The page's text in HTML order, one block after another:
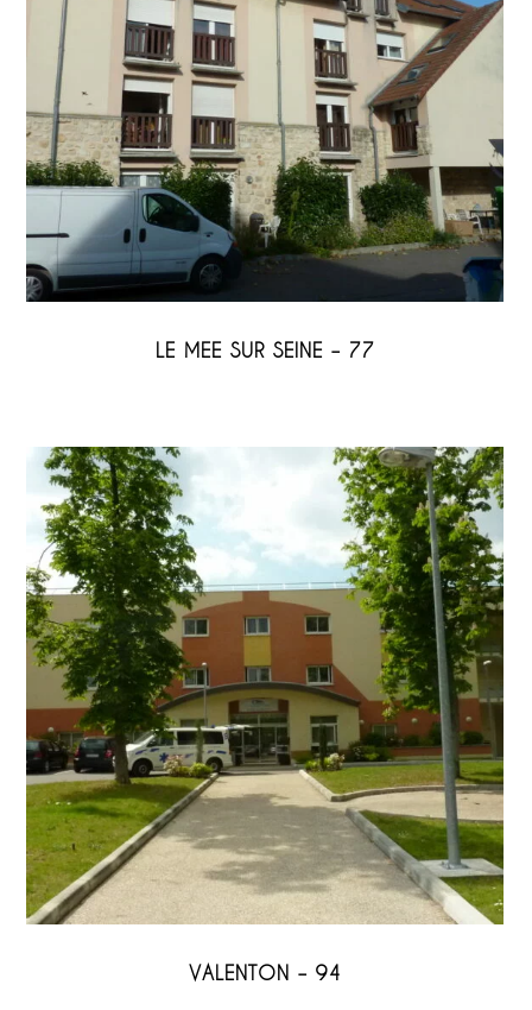
LE MEE SUR SEINE – 77
VALENTON – 94